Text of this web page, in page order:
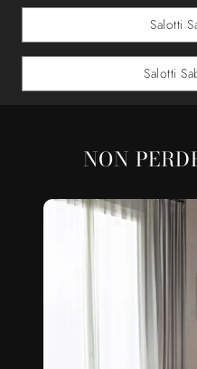
Salotti
Salotti
NON